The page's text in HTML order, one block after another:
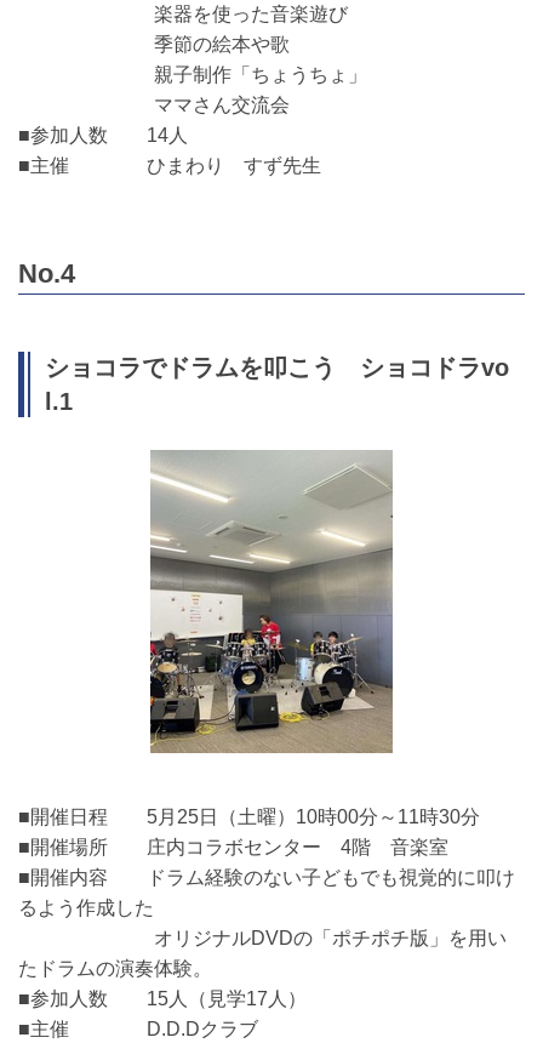
楽器を使った音楽遊び
季節の絵本や歌
親子制作「ちょうちょ」
ママさん交流会
■参加人数 14人
■主催 ひまわり すず先生
No.4
ショコラでドラムを叩こう ショコドラvo
l.1
■開催日程 5月25日（土曜）10時00分～11時30分
■開催場所 庄内コラボセンター 4階 音楽室
■開催内容 ドラム経験のない子どもでも視覚的に叩け
るよう作成した
オリジナルDVDの「ポチポチ版」を用い
たドラムの演奏体験。
■参加人数 15人（見学17人）
■主催 D.D.Dクラブ